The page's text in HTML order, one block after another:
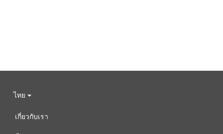
ไทย
เกี่ยวกับเรา